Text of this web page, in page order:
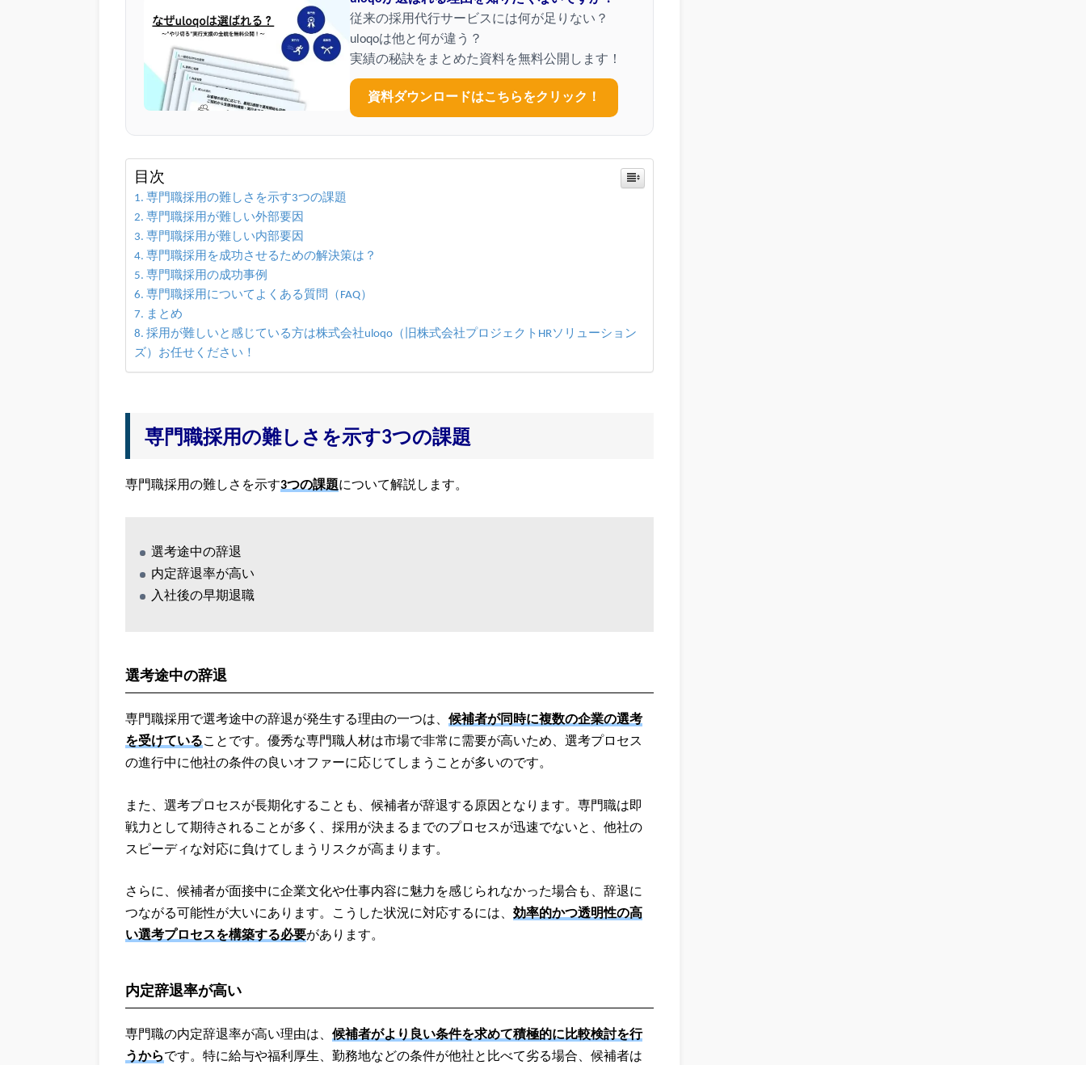
従来の採用代行サービスには何が足りない？
uloqoは他と何が違う？
実績の秘訣をまとめた資料を無料公開します！
資料ダウンロードはこちらをクリック！
目次
専門職採用の難しさを示す3つの課題
専門職採用が難しい外部要因
専門職採用が難しい内部要因
専門職採用を成功させるための解決策は？
専門職採用の成功事例
専門職採用についてよくある質問（FAQ）
まとめ
採用が難しいと感じている方は株式会社uloqo（旧株式会社プロジェクトHRソリューション
ズ）お任せください！
専門職採用の難しさを示す3つの課題
専門職採用の難しさを示す3つの課題について解説します。
選考途中の辞退
内定辞退率が高い
入社後の早期退職
選考途中の辞退
専門職採用で選考途中の辞退が発生する理由の一つは、 候補者が同時に複数の企業の選考
を受けていることです。優秀な専門職人材は市場で非常に需要が高いため、選考プロセス
の進行中に他社の条件の良いオファーに応じてしまうことが多いのです。
また、選考プロセスが長期化することも、候補者が辞退する原因となります。専門職は即
戦力として期待されることが多く、採用が決まるまでのプロセスが迅速でないと、他社の
スピーディな対応に負けてしまうリスクが高まります。
さらに、候補者が面接中に企業文化や仕事内容に魅力を感じられなかった場合も、辞退に
つながる可能性が大いにあります。こうした状況に対応するには、 効率的かつ透明性の高
い選考プロセスを構築する必要があります。
内定辞退率が高い
専門職の内定辞退率が高い理由は、 候補者がより良い条件を求めて積極的に比較検討を行
うからです。特に給与や福利厚生、勤務地などの条件が他社と比べて劣る場合、候補者は